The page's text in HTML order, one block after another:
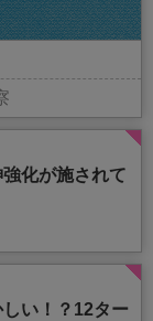
強化が施されて
しい！？12ター